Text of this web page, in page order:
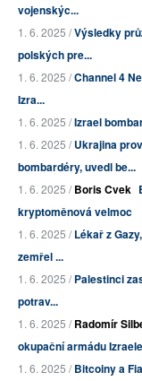
vojenskýc...
1. 6. 2025 /Výsledky
polských pre...
1. 6. 2025 /Channel 4
Izra...
1. 6. 2025 /Izrael
1. 6. 2025 /Ukrajina
bombardéry, uvedl be...
1. 6. 2025 /Boris Cvek
kryptoměnová velmoc
1. 6. 2025 /Lékař z
zemřel ...
1. 6. 2025 /Palestinci
potrav...
1. 6. 2025 /Radomír
okupační armádu
1. 6. 2025 /Bitcoiny a